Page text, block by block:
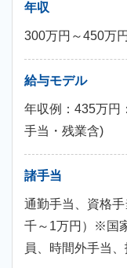
年収
300万円～450万円
給与モデル
年収例：435万
手当・残業含)
諸手当
通勤手当、資格
千～1万円）※国
員、時間外手当